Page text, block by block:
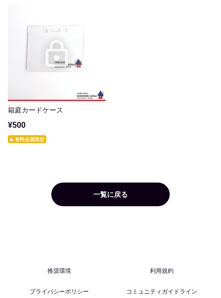
箱庭カードケース
¥500
有料会員限定
一覧に戻る
推奨環境 利用規約
プライバシーポリシー コミュニティガイドライン